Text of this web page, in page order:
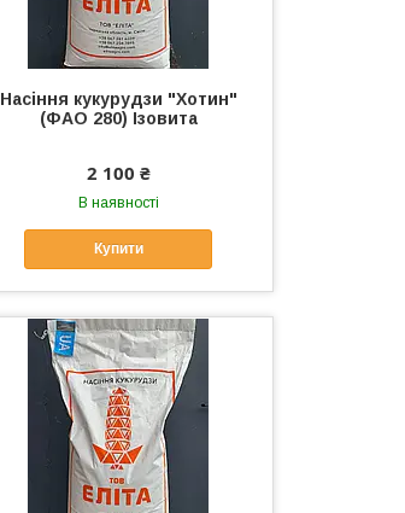
Насіння кукурудзи "Хотин"
(ФАО 280) Ізовита
2 100 ₴
В наявності
Купити